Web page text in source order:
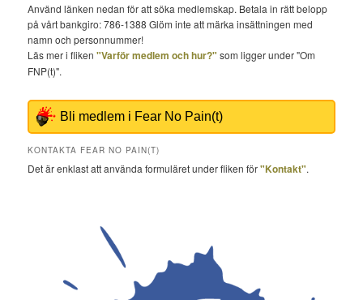
Använd länken nedan för att söka medlemskap. Betala in rätt belopp
på vårt bankgiro: 786-1388 Glöm inte att märka insättningen med
namn och personnummer!
Läs mer i fliken"Varför medlem och hur?" som ligger under "Om
FNP(t)".
Bli medlem i Fear No Pain(t)
KONTAKTA FEAR NO PAIN(T)
Det är enklast att använda formuläret under fliken för"Kontakt".